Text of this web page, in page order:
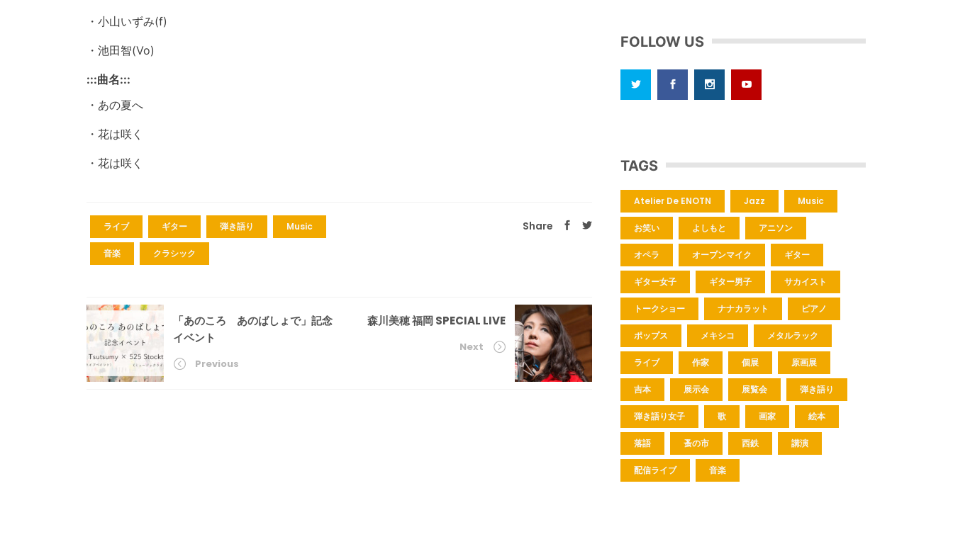
・小山いずみ(f)
・池田智(Vo)
:::曲名:::
・あの夏へ
・花は咲く
・花は咲く
ライブ ギター 弾き語り Music
音楽 クラシック
Share
「あのころ あのばしょで」記念
イベント
Previous
森川美穂 福岡 SPECIAL LIVE
Next
FOLLOW US
TAGS
Atelier De ENOTN Jazz Music
お笑い よしもと アニソン
オペラ オープンマイク ギター
ギター女子 ギター男子 サカイスト
トークショー ナナカラット ピアノ
ポップス メキシコ メタルラック
ライブ 作家 個展 原画展
吉本 展示会 展覧会 弾き語り
弾き語り女子 歌 画家 絵本
落語 蚤の市 西鉄 講演
配信ライブ 音楽